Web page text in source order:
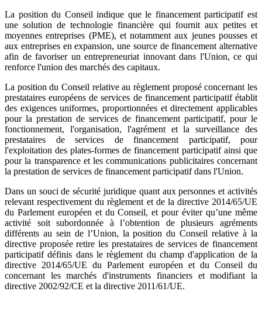
La position du Conseil indique que le financement participatif est
une solution de technologie financière qui fournit aux petites et
moyennes entreprises (PME), et notamment aux jeunes pousses et
aux entreprises en expansion, une source de financement alternative
afin de favoriser un entrepreneuriat innovant dans l'Union, ce qui
renforce l'union des marchés des capitaux.
La position du Conseil relative au règlement proposé concernant les
prestataires européens de services de financement participatif établit
des exigences uniformes, proportionnées et directement applicables
pour la prestation de services de financement participatif, pour le
fonctionnement, l'organisation, l'agrément et la surveillance des
prestataires de services de financement participatif, pour
l'exploitation des plates-formes de financement participatif ainsi que
pour la transparence et les communications publicitaires concernant
la prestation de services de financement participatif dans l'Union.
Dans un souci de sécurité juridique quant aux personnes et activités
relevant respectivement du règlement et de la directive 2014/65/UE
du Parlement européen et du Conseil, et pour éviter qu’une même
activité soit subordonnée à l’obtention de plusieurs agréments
différents au sein de l’Union, la position du Conseil relative à la
directive proposée retire les prestataires de services de financement
participatif définis dans le règlement du champ d'application de la
directive 2014/65/UE du Parlement européen et du Conseil du
concernant les marchés d'instruments financiers et modifiant la
directive 2002/92/CE et la directive 2011/61/UE.